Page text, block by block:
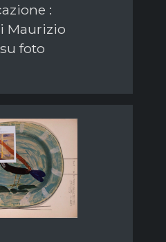
:
Maurizio
foto